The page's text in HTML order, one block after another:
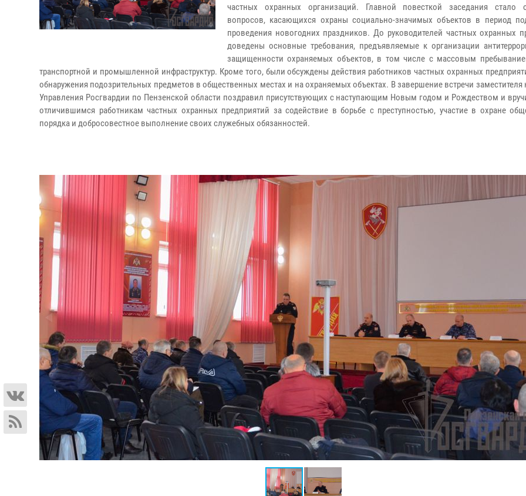
частных охранных организаций. Главной повесткой заседания стало
вопросов, касающихся охраны социально-значимых объектов в период
проведения новогодних праздников. До руководителей частных охранных
доведены основные требования, предъявляемые к организации
защищенности охраняемых объектов, в том числе с массовым
транспортной и промышленной инфраструктур. Кроме того, были обсуждены действия работников частных охранных
обнаружения подозрительных предметов в общественных местах и на охраняемых объектах. В завершение встречи заместителя
Управления Росгвардии по Пензенской области поздравил присутствующих с наступающим Новым годом и Рождеством и
отличившимся работникам частных охранных предприятий за содействие в борьбе с преступностью, участие в охране
порядка и добросовестное выполнение своих служебных обязанностей.